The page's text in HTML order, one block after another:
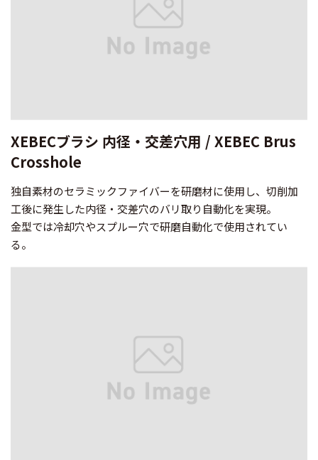
XEBECブラシ 内径・交差穴用 / XEBEC Brus
Crosshole
独自素材のセラミックファイバーを研磨材に使用し、切削加
工後に発生した内径・交差穴のバリ取り自動化を実現。
金型では冷却穴やスプルー穴で研磨自動化で使用されてい
る。